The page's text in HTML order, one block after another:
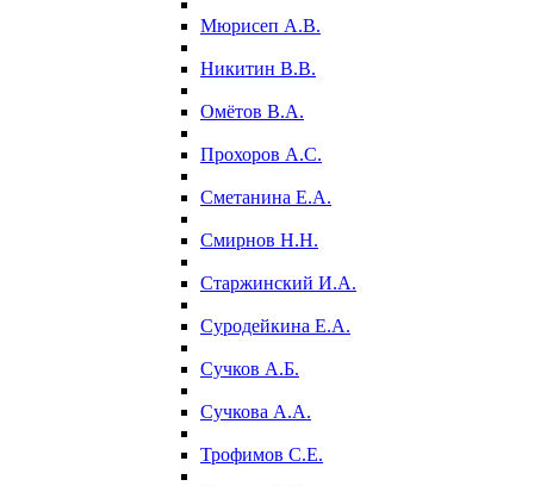
Мюрисеп А.В.
Никитин В.В.
Омётов В.А.
Прохоров А.С.
Сметанина Е.А.
Смирнов Н.Н.
Старжинский И.А.
Суродейкина Е.А.
Сучков А.Б.
Сучкова А.А.
Трофимов С.Е.